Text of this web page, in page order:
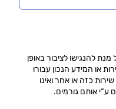
להנגישו לציבור באופן
או המידע הנכון עבורו
כזה או אחר ואינו
ע“י אותם גורמים.